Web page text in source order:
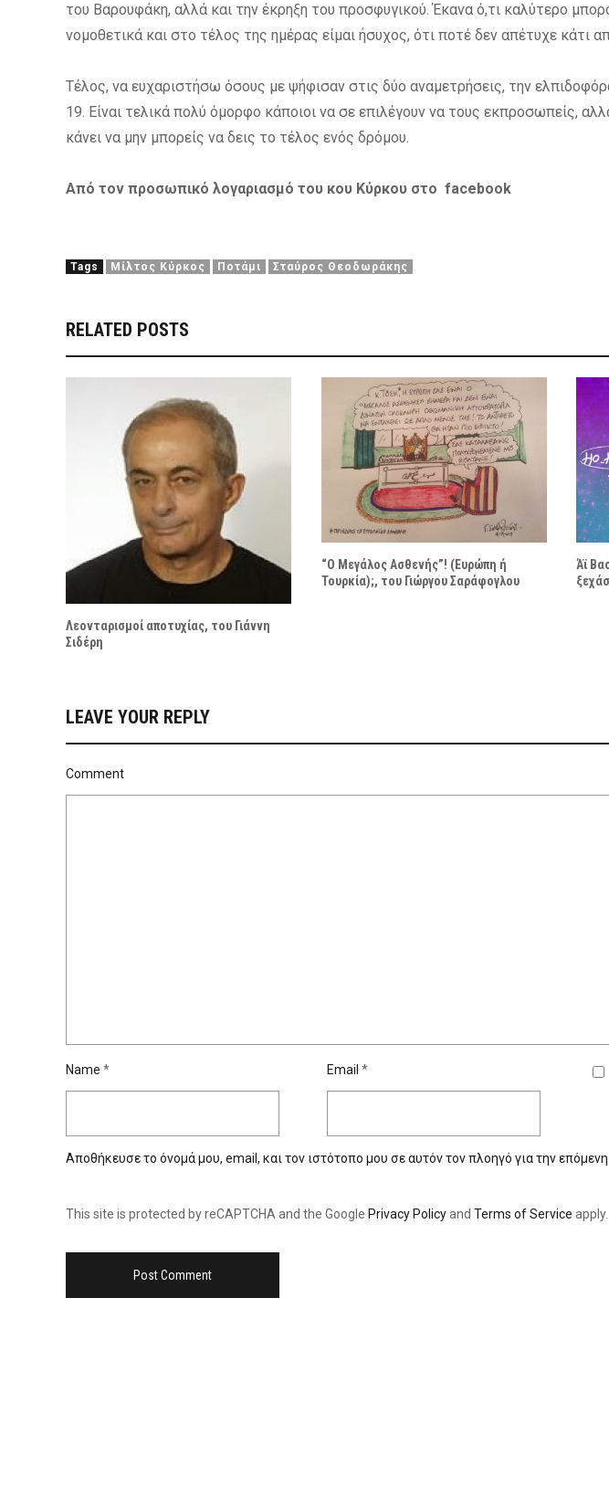
του Βαρουφάκη, αλλά και την έκρηξη του προσφυγικού. Έκανα ό,τι καλύτερο
νομοθετικά και στο τέλος της ημέρας είμαι ήσυχος, ότι ποτέ δεν απέτυχε κάτι
Τέλος, να ευχαριστήσω όσους με ψήφισαν στις δύο αναμετρήσεις, την
19. Είναι τελικά πολύ όμορφο κάποιοι να σε επιλέγουν να τους εκπροσωπείς,
κάνει να μην μπορείς να δεις το τέλος ενός δρόμου.
Από τον προσωπικό λογαριασμό του κου Κύρκου στο facebook
Tags Μίλτος Κύρκος Ποτάμι Σταύρος Θεοδωράκης
RELATED POSTS
Λεονταρισμοί αποτυχίας, του Γιάννη
Σιδέρη
“Ο Μεγάλος Ασθενής”! (Ευρώπη ή
Τουρκία);, του Γιώργου Σαράφογλου
Άϊ
LEAVE YOUR REPLY
Comment
Name * Email *
Αποθήκευσε το όνομά μου, email, και τον ιστότοπο μου σε αυτόν τον πλοηγό για την
This site is protected by reCAPTCHA and the Google Privacy Policyand Terms of Service apply.